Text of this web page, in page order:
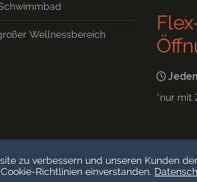
Wellnessbereich
*nur mit
zu verbessern und unseren Kunden
Richtlinien einverstanden.